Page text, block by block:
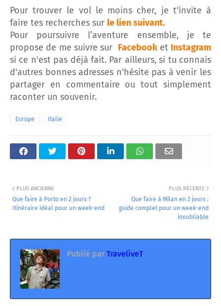
Pour trouver le vol le moins cher, je t'invite à
faire tes recherches sur le lien suivant.
Pour poursuivre l’aventure ensemble, je te
propose de me suivre sur Facebooket Instagram
si ce n'est pas déjà fait. Par ailleurs, si tu connais
d'autres bonnes adresses n'hésite pas à venir les
partager en commentaire ou tout simplement
raconter un souvenir.
Europe Italie
PLUS RÉCENTE
Que faire à Milan en 2 jours :
guide complet pour un week-end
inoubliable
PLUS ANCIENNE
Que faire à Porto en 2 jours ?
Itinéraire idéal pour un week-end
Publié par TraveliveT